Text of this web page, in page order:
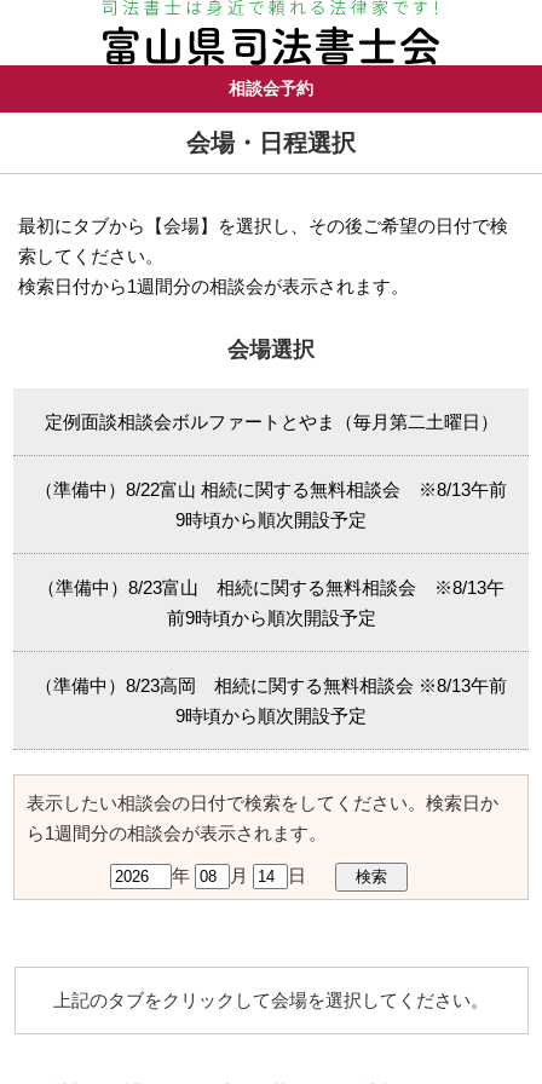
相談会予約
会場・日程選択
最初にタブから【会場】を選択し、その後ご希望の日付で検
索してください。
検索日付から1週間分の相談会が表示されます。
会場選択
定例面談相談会ボルファートとやま（毎月第二土曜日）
（準備中）8/22富山 相続に関する無料相談会 ※8/13午前
9時頃から順次開設予定
（準備中）8/23富山 相続に関する無料相談会 ※8/13午
前9時頃から順次開設予定
（準備中）8/23高岡 相続に関する無料相談会 ※8/13午前
9時頃から順次開設予定
表示したい相談会の日付で検索をしてください。検索日か
ら1週間分の相談会が表示されます。
年 月 日
上記のタブをクリックして会場を選択してください。